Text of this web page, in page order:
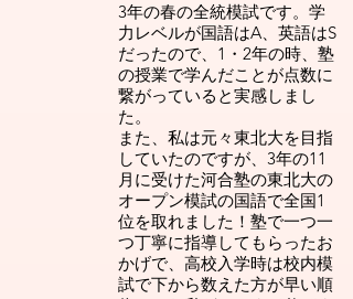
3年の春の全統模試です。学
力レベルが国語はA、英語はS
だったので、1・2年の時、塾
の授業で学んだことが点数に
繋がっていると実感しまし
た。
また、私は元々東北大を目指
していたのですが、3年の11
月に受けた河合塾の東北大の
オープン模試の国語で全国1
位を取れました！塾で一つ一
つ丁寧に指導してもらったお
かげで、高校入学時は校内模
試で下から数えた方が早い順